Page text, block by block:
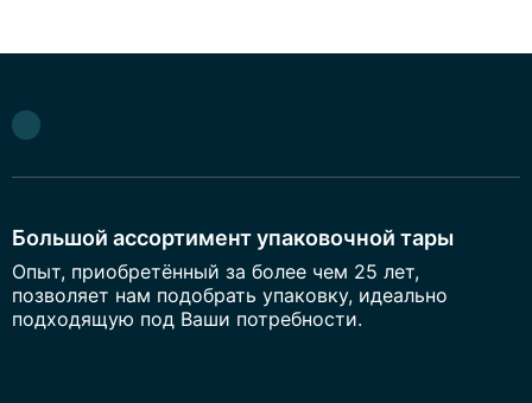
Большой ассортимент упаковочной тары
Опыт, приобретённый за более чем 25 лет,
позволяет нам подобрать упаковку, идеально
подходящую под Ваши потребности.